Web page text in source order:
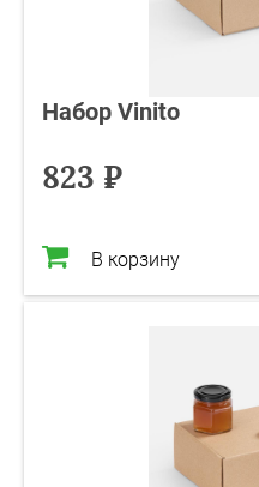
Набор Vinito
823 ₽
В корзину